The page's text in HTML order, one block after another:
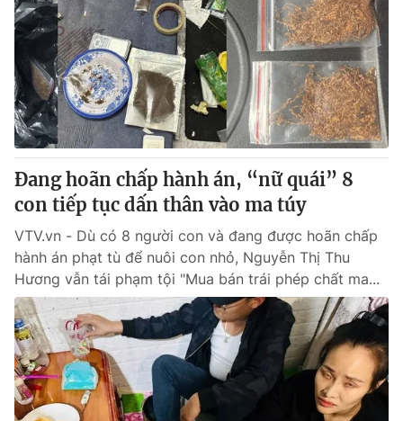
Đang hoãn chấp hành án, “nữ quái” 8
con tiếp tục dấn thân vào ma túy
VTV.vn - Dù có 8 người con và đang được hoãn chấp
hành án phạt tù để nuôi con nhỏ, Nguyễn Thị Thu
Hương vẫn tái phạm tội "Mua bán trái phép chất ma...